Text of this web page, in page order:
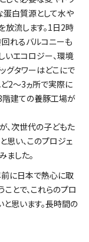
蛋白質源として水や
放流します。1日2時
れるバルコニーも
いエコロジー、環境
グタワーはどこにで
2～3ヵ所で実際に
階建ての養豚工場が
、次世代の子どもた
思い、このプロジェ
ました。
に日本で熱心に取
とで、これらのプロ
思います。長時間の